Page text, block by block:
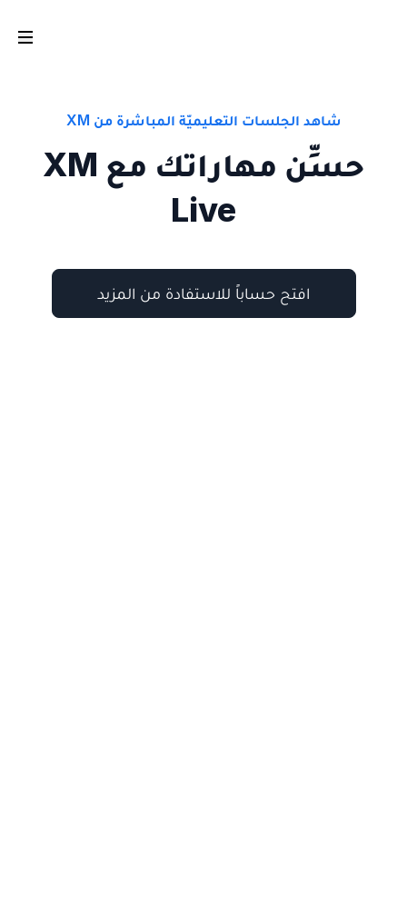
شاهد الجلسات التعليميّة المباشرة من XM
حسِّن مهاراتك مع XM
Live
افتح حساباً للاستفادة من المزيد